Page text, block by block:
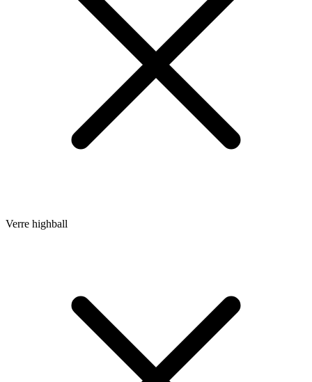
Verre highball